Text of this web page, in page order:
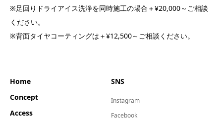
※足回りドライアイス洗浄を同時施工の場合＋¥20,000～ご相談
ください。
※背面タイヤコーティングは＋¥12,500～ご相談ください。
Home
Concept
Access
SNS
Instagram
Facebook